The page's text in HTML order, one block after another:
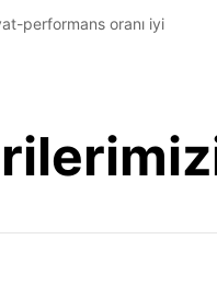
performans oranı iyi